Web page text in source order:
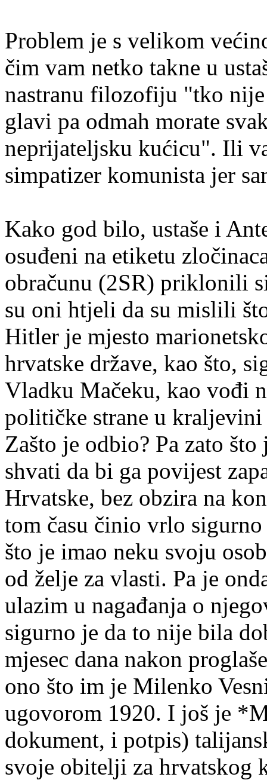
Problem je s velikom
čim vam netko takne u
nastranu filozofiju "tko
glavi pa odmah morate
neprijateljsku kućicu". Ili
simpatizer komunista jer
Kako god bilo, ustaše i
osuđeni na etiketu
obračunu (2SR) priklonili
su oni htjeli da su mislili
Hitler je mjesto
hrvatske države, kao što,
Vladku Mačeku, kao vođi
političke strane u
Zašto je odbio? Pa zato
shvati da bi ga povijest
Hrvatske, bez obzira na
tom času činio vrlo
što je imao neku svoju
od želje za vlasti. Pa je
ulazim u nagađanja o
sigurno je da to nije bila
mjesec dana nakon
ono što im je Milenko
ugovorom 1920. I još je
dokument, i potpis)
svoje obitelji za hrvatskog